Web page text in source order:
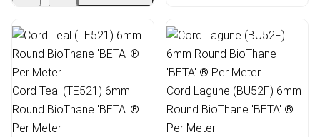
Cord Teal (TE521) 6mm
Round BioThane 'BETA' ®
Per Meter
Cord Lagune (BU52F) 6mm
Round BioThane 'BETA' ®
Per Meter